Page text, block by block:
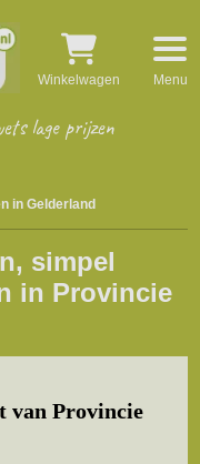
lage prijzen
Winkelwagen Menu
in Gelderland
simpel
in Provincie
van Provincie